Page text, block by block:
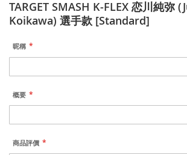
TARGET SMASH K-FLEX 恋川純弥
Koikawa) 選手款 [Standard]
昵稱
概要
商品評價